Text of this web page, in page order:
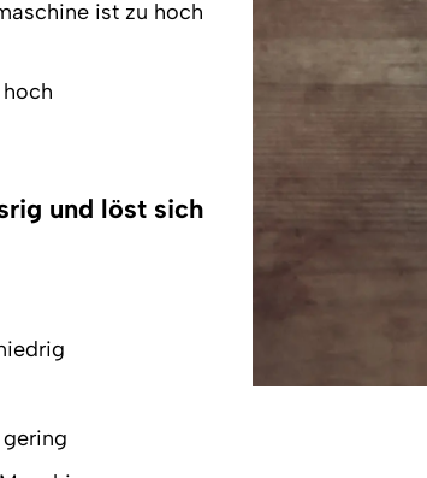
ist zu hoch
und löst sich